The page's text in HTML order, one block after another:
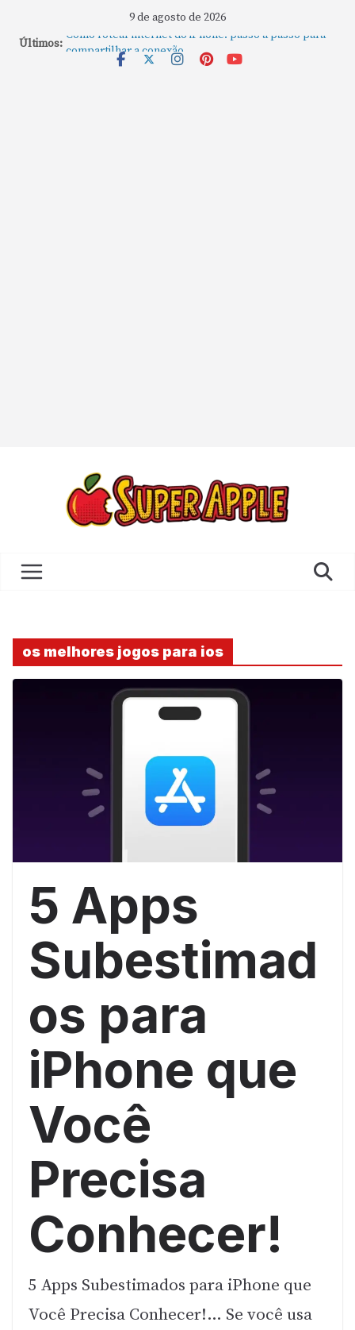
9 de agosto de 2026
Últimos: Como rotear internet do iPhone: passo a passo para
compartilhar a conexão
os melhores jogos para ios
5 Apps
Subestimad
os para
iPhone que
Você
Precisa
Conhecer!
5 Apps Subestimados para iPhone que
Você Precisa Conhecer!… Se você usa